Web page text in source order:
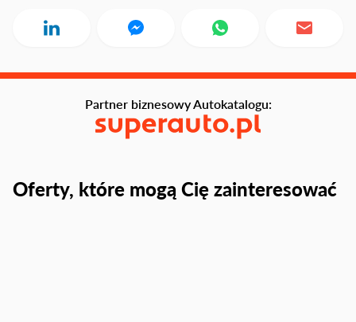
Oferty, które mogą Cię zainteresować
Partner biznesowy Autokatalogu: